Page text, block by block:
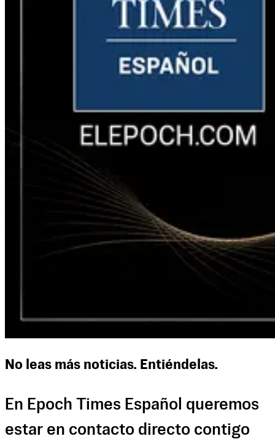
No leas más noticias. Entiéndelas.
En Epoch Times Español queremos
estar en contacto directo contigo